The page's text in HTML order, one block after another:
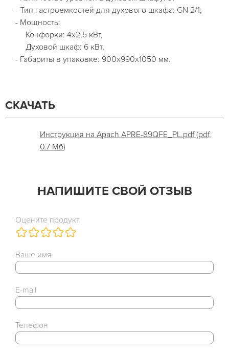
- Тип гастроемкостей для духового шкафа: GN 2/1;
- Мощность:
Конфорки: 4х2,5 кВт,
Духовой шкаф: 6 кВт,
- Габариты в упаковке: 900х990х1050 мм.
СКАЧАТЬ
Инструкция на Apach APRE-89QFE_PL.pdf (pdf,
0.7 Мб)
НАПИШИТЕ СВОЙ ОТЗЫВ
Оцените продукт
Ваше имя
E-mail
Телефон